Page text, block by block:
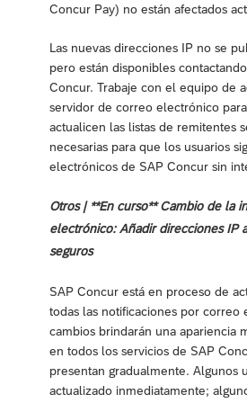
Concur Pay) no están afectados
Las nuevas direcciones IP no se
pero están disponibles
Concur. Trabaje con el equipo de
servidor de correo electrónico
actualicen las listas de remitentes
necesarias para que los usuarios
electrónicos de SAP Concur sin
Otros | **En curso** Cambio de la
electrónico: Añadir direcciones IP
seguros
SAP Concur está en proceso de
todas las notificaciones por correo
cambios brindarán una apariencia
en todos los servicios de SAP
presentan gradualmente. Algunos
actualizado inmediatamente;